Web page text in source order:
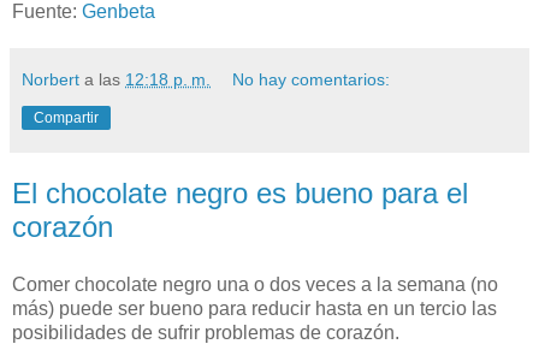
Fuente: Genbeta
Norbert a las 12:18 p. m. No hay comentarios:
Compartir
El chocolate negro es bueno para el
corazón
Comer chocolate negro una o dos veces a la semana (no
más) puede ser bueno para reducir hasta en un tercio las
posibilidades de sufrir problemas de corazón.